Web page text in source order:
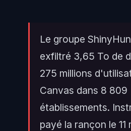
Le groupe
exfiltré 3,65 To de
275 millions
Canvas dans 8 809
établissements.
payé la rançon le